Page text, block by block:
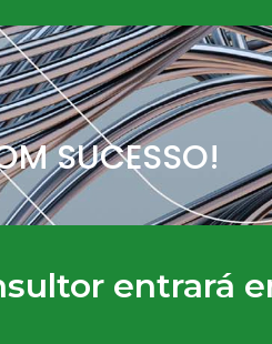
SUCESSO!
entrará